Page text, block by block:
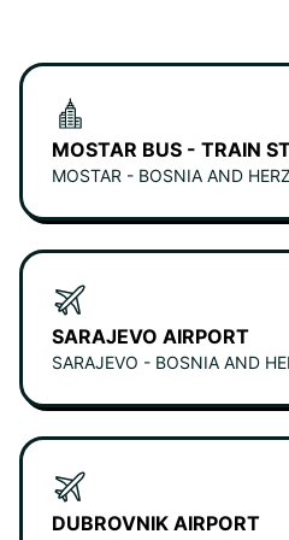
MOSTAR BUS - TRAIN
MOSTAR - BOSNIA AND
SARAJEVO AIRPORT
SARAJEVO - BOSNIA AND
DUBROVNIK AIRPORT